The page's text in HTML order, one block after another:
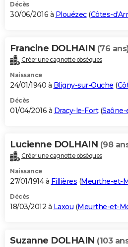
Décès
30/06/2016 à Plouézec(Côtes-
Francine DOLHAIN (76
Créer une cagnotte obsèques
Naissance
24/01/1940 à Bligny-sur-Ouche (
Décès
01/04/2016 à Dracy-le-Fort(
Lucienne DOLHAIN (98
Créer une cagnotte obsèques
Naissance
27/01/1914 à Fillières (Meurthe-et-
Décès
18/03/2012 à Laxou (Meurthe-et-
Suzanne DOLHAIN (103